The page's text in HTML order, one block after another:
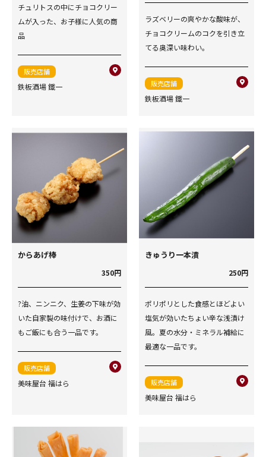
チュリトスの中にチョコクリー
ムが入った、お子様に人気の商
品
販売店舗
鉄板酒場 鐵一
ラズベリーの爽やかな酸味が、
チョコクリームのコクを引き立
てる奥深い味わい。
販売店舗
鉄板酒場 鐵一
からあげ棒
350円
?油、ニンニク、生姜の下味が効
いた自家製の味付けで、お酒に
もご飯にも合う一品です。
販売店舗
美味屋台 福はら
きゅうり一本漬
250円
ポリポリとした食感とほどよい
塩気が効いたちょい辛な浅漬け
風。夏の水分・ミネラル補給に
最適な一品です。
販売店舗
美味屋台 福はら